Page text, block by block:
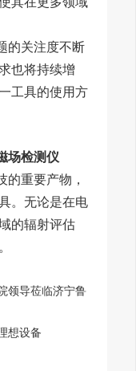
的关注度不断
也将持续增
工具的使用方
场检测仪
的重要产物，
。无论是在电
的辐射评估
领导莅临济宁鲁
想设备